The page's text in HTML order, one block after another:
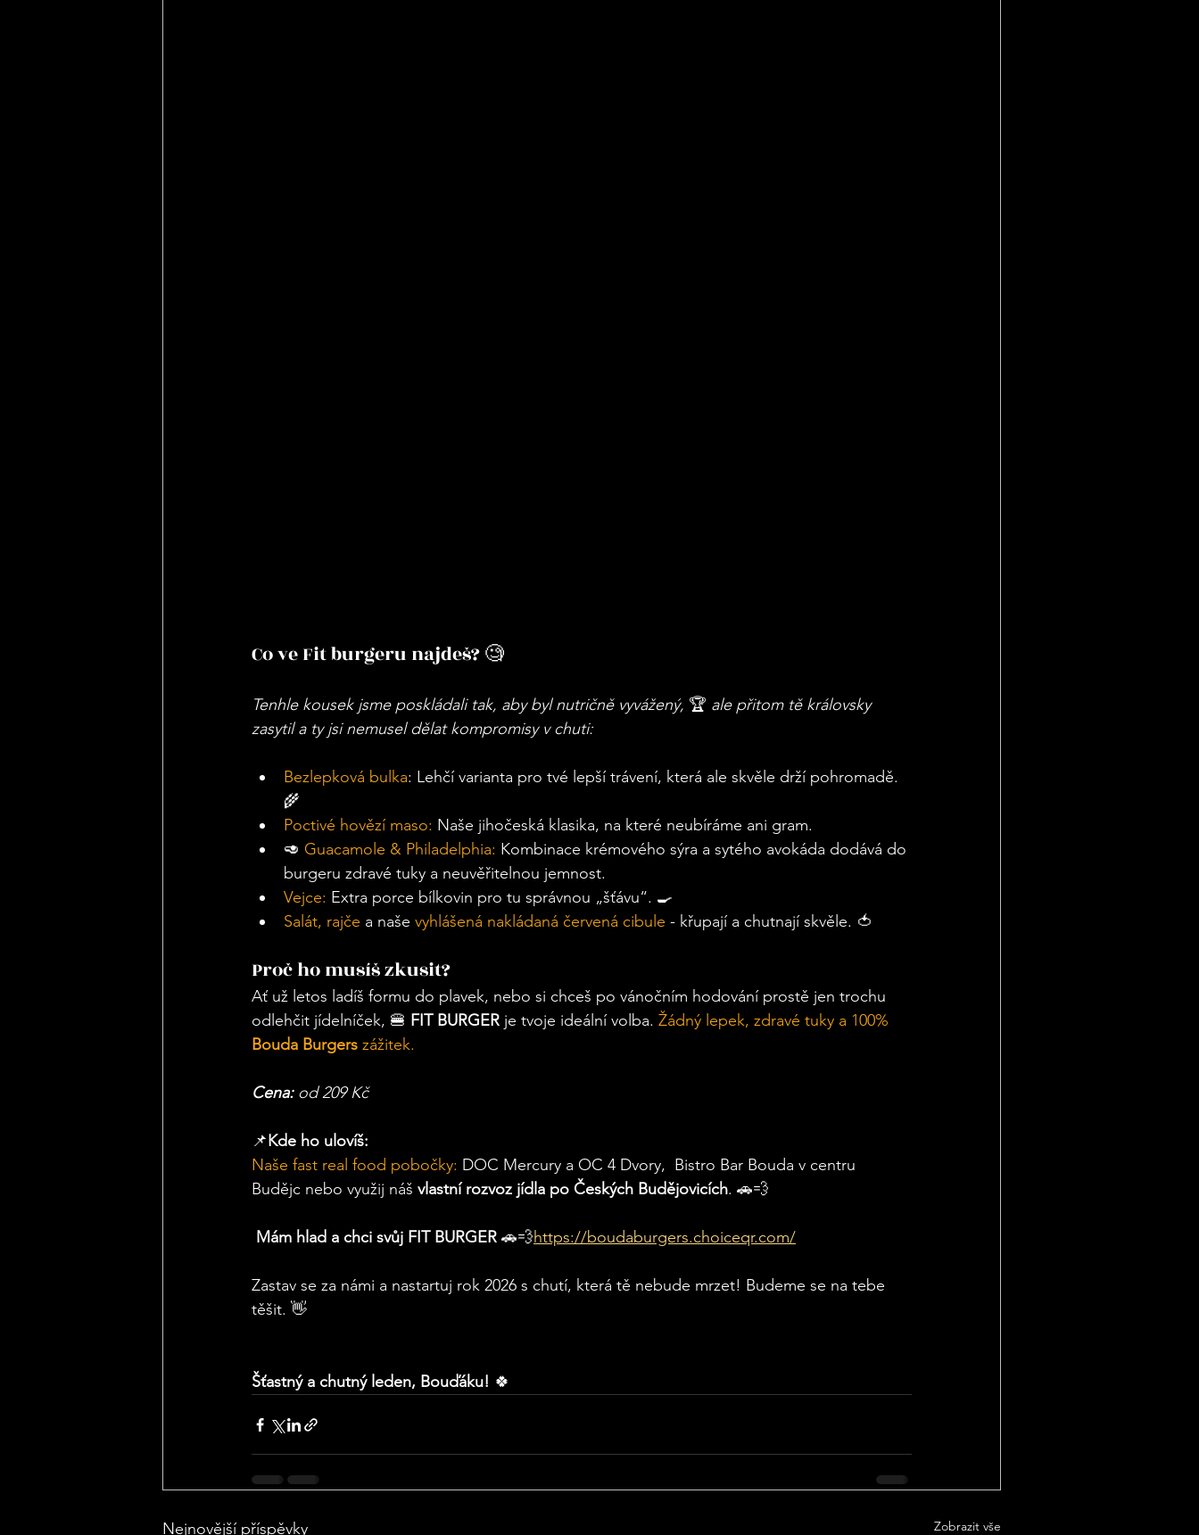
Co ve Fit burgeru najdeš? 🧐
Tenhle kousek jsme poskládali tak, aby byl nutričně vyvážený, 🏆 ale přitom tě královsky
zasytil a ty jsi nemusel dělat kompromisy v chuti:
Bezlepková bulka: Lehčí varianta pro tvé lepší trávení, která ale skvěle drží pohromadě.
🌾
Poctivé hovězí maso: Naše jihočeská klasika, na které neubíráme ani gram.
🥑 Guacamole & Philadelphia: Kombinace krémového sýra a sytého avokáda dodává do
burgeru zdravé tuky a neuvěřitelnou jemnost.
Vejce: Extra porce bílkovin pro tu správnou „šťávu“. 🍳
Salát, rajče a naše vyhlášená nakládaná červená cibule - křupají a chutnají skvěle. 🍅
Proč ho musíš zkusit?
Ať už letos ladíš formu do plavek, nebo si chceš po vánočním hodování prostě jen trochu
odlehčit jídelníček, 🍔 FIT BURGER je tvoje ideální volba. Žádný lepek, zdravé tuky a 100%
Bouda Burgers zážitek.
Cena: od 209 Kč
📌Kde ho ulovíš:
Naše fast real food pobočky: DOC Mercury a OC 4 Dvory,  Bistro Bar Bouda v centru
Budějc nebo využij náš vlastní rozvoz jídla po Českých Budějovicích. 🚗💨
Mám hlad a chci svůj FIT BURGER 🚗💨https://boudaburgers.choiceqr.com/
Zastav se za námi a nastartuj rok 2026 s chutí, která tě nebude mrzet! Budeme se na tebe
těšit. 👋
Šťastný a chutný leden, Bouďáku! 🍀
Nejnovější příspěvky Zobrazit vše